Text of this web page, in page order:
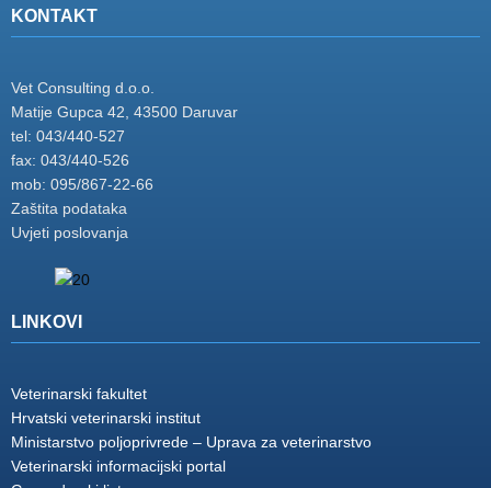
KONTAKT
Vet Consulting d.o.o.
Matije Gupca 42, 43500 Daruvar
tel: 043/440-527
fax: 043/440-526
mob: 095/867-22-66
Zaštita podataka
Uvjeti poslovanja
LINKOVI
Veterinarski fakultet
Hrvatski veterinarski institut
Ministarstvo poljoprivrede – Uprava za veterinarstvo
Veterinarski informacijski portal